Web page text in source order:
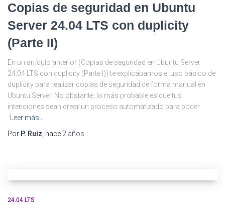
Copias de seguridad en Ubuntu
Server 24.04 LTS con duplicity
(Parte II)
En un artículo anterior (Copias de seguridad en Ubuntu Server
24.04 LTS con duplicity (Parte I)) te explicábamos el uso básico de
duplicity para realizar copias de seguridad de forma manual en
Ubuntu Server. No obstante, lo más probable es que tus
intenciones sean crear un proceso automatizado para poder
Leer más…
Por P. Ruiz, hace 2 años
24.04 LTS